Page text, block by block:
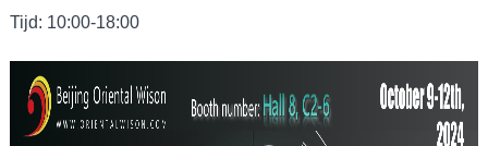
Tijd: 10:00-18:00